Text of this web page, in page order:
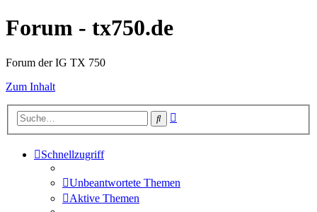
Forum - tx750.de
Forum der IG TX 750
Zum Inhalt
Suche
Schnellzugriff
Unbeantwortete Themen
Aktive Themen